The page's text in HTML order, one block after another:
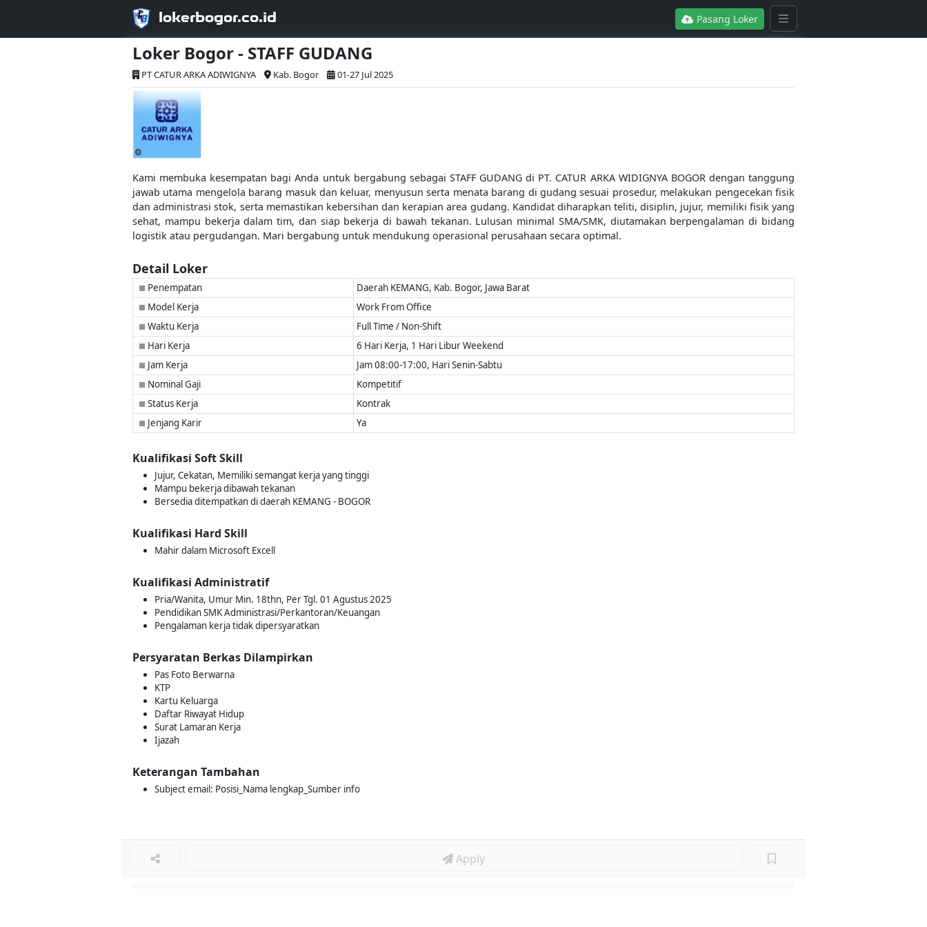
lokerbogor.co.id Pasang Loker
Loker Bogor - STAFF GUDANG
PT CATUR ARKA ADIWIGNYA Kab. Bogor 01-27 Jul 2025
Kami membuka kesempatan bagi Anda untuk bergabung sebagai STAFF GUDANG di PT. CATUR ARKA WIDIGNYA BOGOR dengan tanggung
jawab utama mengelola barang masuk dan keluar, menyusun serta menata barang di gudang sesuai prosedur, melakukan pengecekan fisik
dan administrasi stok, serta memastikan kebersihan dan kerapian area gudang. Kandidat diharapkan teliti, disiplin, jujur, memiliki fisik yang
sehat, mampu bekerja dalam tim, dan siap bekerja di bawah tekanan. Lulusan minimal SMA/SMK, diutamakan berpengalaman di bidang
logistik atau pergudangan. Mari bergabung untuk mendukung operasional perusahaan secara optimal.
Detail Loker
■ Penempatan Daerah KEMANG, Kab. Bogor, Jawa Barat
■ Model Kerja Work From Office
■ Waktu Kerja Full Time / Non-Shift
■ Hari Kerja 6 Hari Kerja, 1 Hari Libur Weekend
■ Jam Kerja Jam 08:00-17:00, Hari Senin-Sabtu
■ Nominal Gaji Kompetitif
■ Status Kerja Kontrak
■ Jenjang Karir Ya
Kualifikasi Soft Skill
Jujur, Cekatan, Memiliki semangat kerja yang tinggi
Mampu bekerja dibawah tekanan
Bersedia ditempatkan di daerah KEMANG - BOGOR
Kualifikasi Hard Skill
Mahir dalam Microsoft Excell
Kualifikasi Administratif
Pria/Wanita, Umur Min. 18thn, Per Tgl. 01 Agustus 2025
Pendidikan SMK Administrasi/Perkantoran/Keuangan
Pengalaman kerja tidak dipersyaratkan
Persyaratan Berkas Dilampirkan
Pas Foto Berwarna
KTP
Kartu Keluarga
Daftar Riwayat Hidup
Surat Lamaran Kerja
Ijazah
Keterangan Tambahan
Subject email: Posisi_Nama lengkap_Sumber info
Apply